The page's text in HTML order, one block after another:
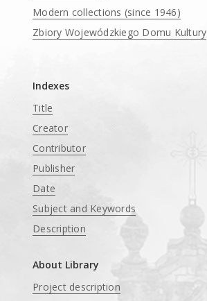
Modern collections (since 1946)
Zbiory Wojewódzkiego Domu Kultury
Indexes
Title
Creator
Contributor
Publisher
Date
Subject and Keywords
Description
About Library
Project description